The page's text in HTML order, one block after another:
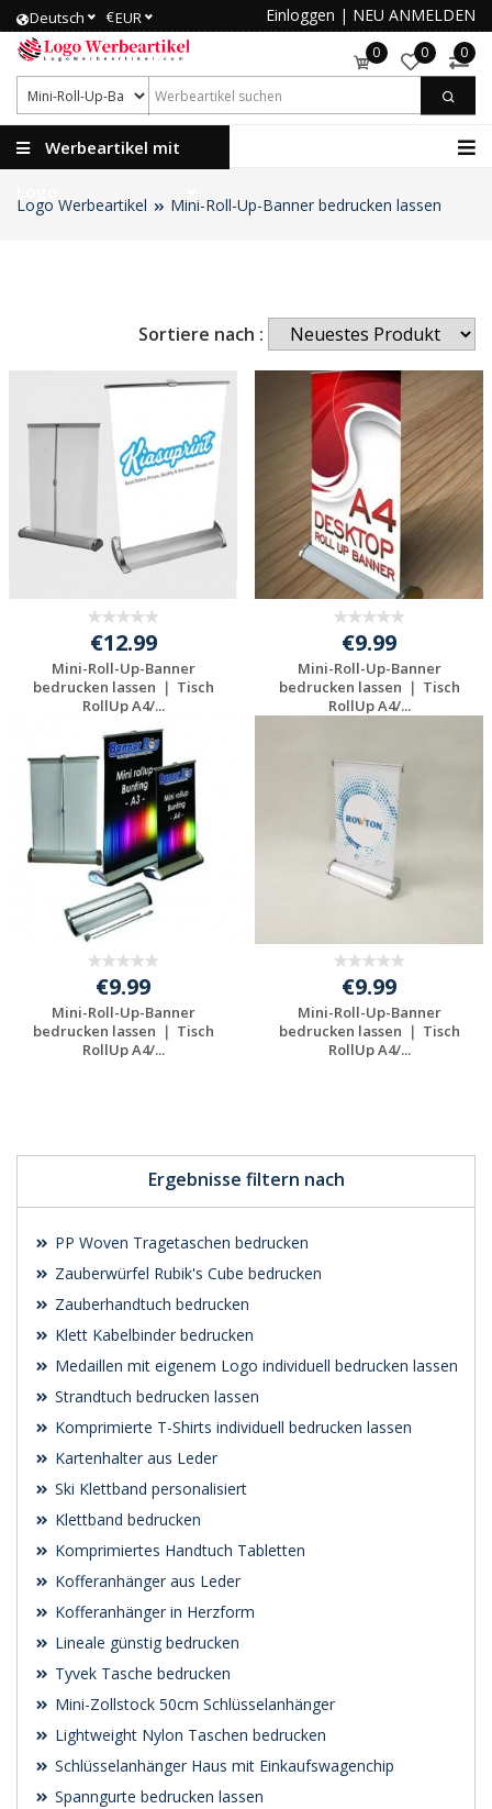
Deutsch €EUR Einloggen | NEU ANMELDEN
0 0 0
Werbeartikel mit
Logo Werbeartikel Mini-Roll-Up-Banner bedrucken lassen
Ergebnisse filtern nach
PP Woven Tragetaschen bedrucken
Zauberwürfel Rubik's Cube bedrucken
Zauberhandtuch bedrucken
Klett Kabelbinder bedrucken
Medaillen mit eigenem Logo individuell bedrucken lassen
Strandtuch bedrucken lassen
Komprimierte T-Shirts individuell bedrucken lassen
Kartenhalter aus Leder
Ski Klettband personalisiert
Klettband bedrucken
Komprimiertes Handtuch Tabletten
Kofferanhänger aus Leder
Kofferanhänger in Herzform
Lineale günstig bedrucken
Tyvek Tasche bedrucken
Mini-Zollstock 50cm Schlüsselanhänger
Lightweight Nylon Taschen bedrucken
Schlüsselanhänger Haus mit Einkaufswagenchip
Spanngurte bedrucken lassen
Sortiere nach :
€12.99
Mini-Roll-Up-Banner
bedrucken lassen ｜ Tisch
RollUp A4/...
Individuelles
Angebot anfordern
€9.99
Mini-Roll-Up-Banner
bedrucken lassen ｜ Tisch
RollUp A4/...
Angebot anfordern
€9.99
Mini-Roll-Up-Banner
bedrucken lassen ｜ Tisch
RollUp A4/...
€9.99
Mini-Roll-Up-Banner
bedrucken lassen ｜ Tisch
RollUp A4/...